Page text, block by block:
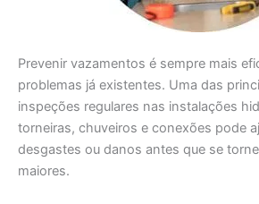
Prevenir vazamentos é sempre mais
problemas já existentes. Uma das
inspeções regulares nas instalações
torneiras, chuveiros e conexões pode
desgastes ou danos antes que se
maiores.